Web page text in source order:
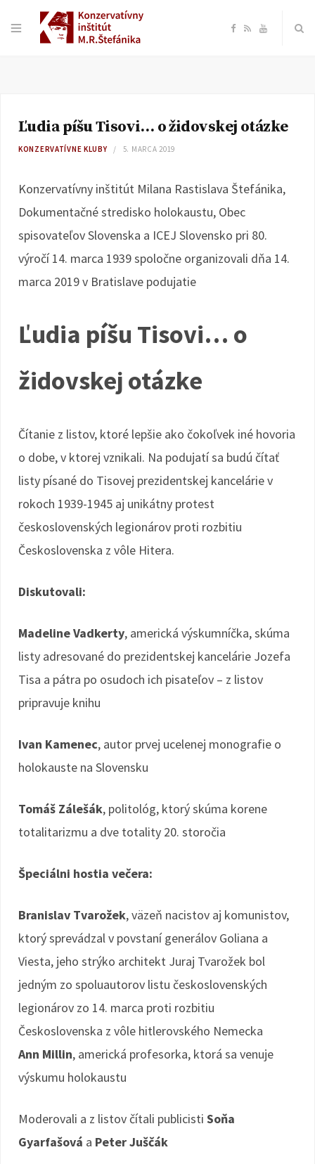
F
e
o
R Y
T
Ľudia píšu Tisovi… o židovskej otázke
KONZERVATÍVNE KLUBY 5. MARCA 2019
Konzervatívny inštitút Milana Rastislava Štefánika,
Dokumentačné stredisko holokaustu, Obec
spisovateľov Slovenska a ICEJ Slovensko pri 80.
výročí 14. marca 1939 spoločne organizovali dňa 14.
marca 2019 v Bratislave podujatie
Ľudia píšu Tisovi… o
židovskej otázke
Čítanie z listov, ktoré lepšie ako čokoľvek iné hovoria
o dobe, v ktorej vznikali. Na podujatí sa budú čítať
listy písané do Tisovej prezidentskej kancelárie v
rokoch 1939-1945 aj unikátny protest
československých legionárov proti rozbitiu
Československa z vôle Hitera.
Diskutovali:
Madeline Vadkerty, americká výskumníčka, skúma
listy adresované do prezidentskej kancelárie Jozefa
Tisa a pátra po osudoch ich pisateľov – z listov
pripravuje knihu
Ivan Kamenec, autor prvej ucelenej monografie o
holokauste na Slovensku
Tomáš Zálešák, politológ, ktorý skúma korene
totalitarizmu a dve totality 20. storočia
Špeciálni hostia večera:
Branislav Tvarožek, väzeň nacistov aj komunistov,
ktorý sprevádzal v povstaní generálov Goliana a
Viesta, jeho strýko architekt Juraj Tvarožek bol
jedným zo spoluautorov listu československých
legionárov zo 14. marca proti rozbitiu
Československa z vôle hitlerovského Nemecka
Ann Millin, americká profesorka, ktorá sa venuje
výskumu holokaustu
Moderovali a z listov čítali publicisti Soňa
Gyarfašová a Peter Juščák